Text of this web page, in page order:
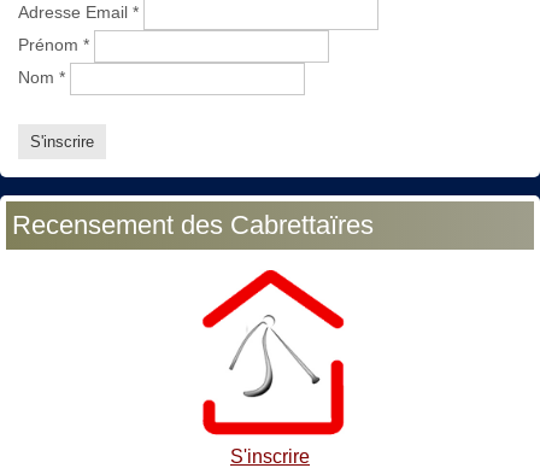
Adresse Email *
Prénom *
Nom *
Recensement des Cabrettaïres
S'inscrire